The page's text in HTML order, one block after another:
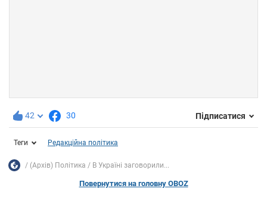
42 30 Підписатися
Теги Редакційна політика
(Архів) Політика В Україні заговорили...
Повернутися на головну OBOZ